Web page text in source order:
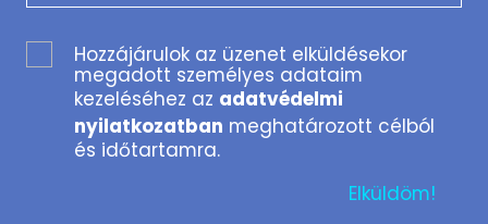
Hozzájárulok az üzenet elküldésekor
megadott személyes adataim
kezeléséhez az adatvédelmi
nyilatkozatban meghatározott célból
és időtartamra.